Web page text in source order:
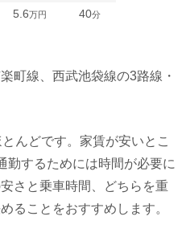
5.6万円 40分
町線、西武池袋線の3路線・
んどです。家賃が安いとこ
勤するためには時間が必要に
さと乗車時間、どちらを重
ることをおすすめします。